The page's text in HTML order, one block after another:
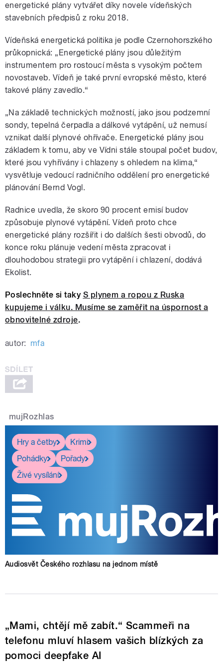
energetické plány vytvářet díky novele vídeňských
stavebních předpisů z roku 2018.
Vídeňská energetická politika je podle Czernohorszkého
průkopnická: „Energetické plány jsou důležitým
instrumentem pro rostoucí města s vysokým počtem
novostaveb. Vídeň je také první evropské město, které
takové plány zavedlo.“
„Na základě technických možností, jako jsou podzemní
sondy, tepelná čerpadla a dálkové vytápění, už nemusí
vznikat další plynové ohřívače. Energetické plány jsou
základem k tomu, aby ve Vídni stále stoupal počet budov,
které jsou vyhřívány i chlazeny s ohledem na klima,“
vysvětluje vedoucí radničního oddělení pro energetické
plánování Bernd Vogl.
Radnice uvedla, že skoro 90 procent emisí budov
způsobuje plynové vytápění. Vídeň proto chce
energetické plány rozšířit i do dalších šesti obvodů, do
konce roku plánuje vedení města zpracovat i
dlouhodobou strategii pro vytápění i chlazení, dodává
Ekolist.
Poslechněte si taky S plynem a ropou z Ruska
kupujeme i válku. Musíme se zaměřit na úspornost a
obnovitelné zdroje.
autor: mfa
mujRozhlas
Hry a četby
Krimi
Pohádky
Pořady
Živé vysílání
Audiosvět Českého rozhlasu na jednom místě
„Mami, chtějí mě zabít.“ Scammeři na
telefonu mluví hlasem vašich blízkých za
pomoci deepfake AI